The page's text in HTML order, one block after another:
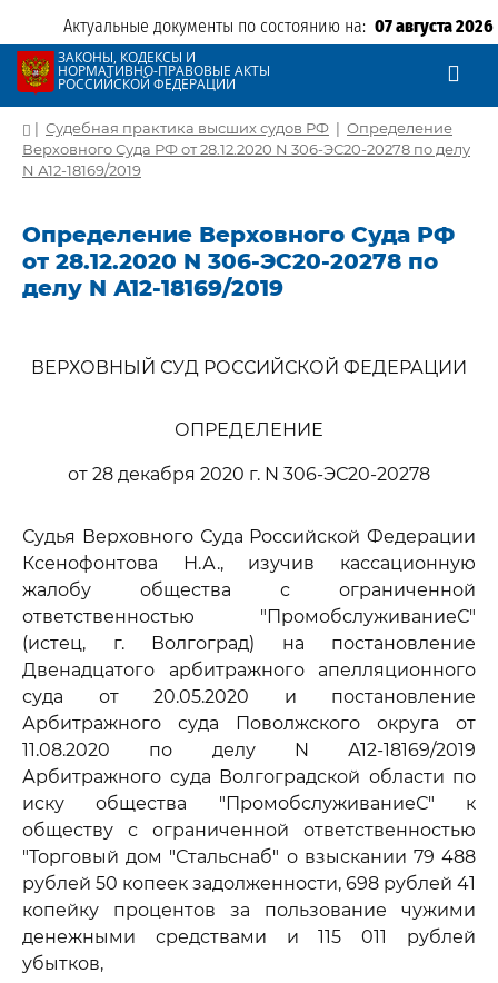
Актуальные документы по состоянию на: 07 августа 2026
ЗАКОНЫ, КОДЕКСЫ И
НОРМАТИВНО-ПРАВОВЫЕ АКТЫ
РОССИЙСКОЙ ФЕДЕРАЦИИ
| Судебная практика высших судов РФ | Определение
Верховного Суда РФ от 28.12.2020 N 306-ЭС20-20278 по делу
N А12-18169/2019
Определение Верховного Суда РФ
от 28.12.2020 N 306-ЭС20-20278 по
делу N А12-18169/2019
ВЕРХОВНЫЙ СУД РОССИЙСКОЙ ФЕДЕРАЦИИ
ОПРЕДЕЛЕНИЕ
от 28 декабря 2020 г. N 306-ЭС20-20278
Судья Верховного Суда Российской Федерации
Ксенофонтова Н.А., изучив кассационную
жалобу общества с ограниченной
ответственностью "ПромобслуживаниеС"
(истец, г. Волгоград) на постановление
Двенадцатого арбитражного апелляционного
суда от 20.05.2020 и постановление
Арбитражного суда Поволжского округа от
11.08.2020 по делу N А12-18169/2019
Арбитражного суда Волгоградской области по
иску общества "ПромобслуживаниеС" к
обществу с ограниченной ответственностью
"Торговый дом "Стальснаб" о взыскании 79 488
рублей 50 копеек задолженности, 698 рублей 41
копейку процентов за пользование чужими
денежными средствами и 115 011 рублей
убытков,